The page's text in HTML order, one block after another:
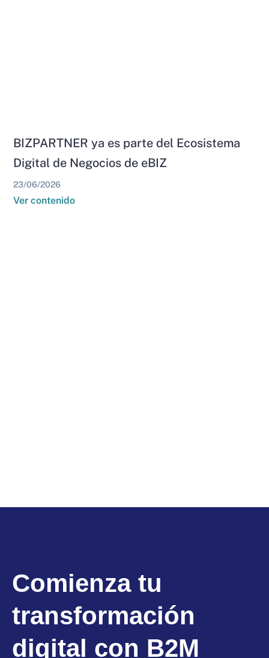
BIZPARTNER ya es parte del Ecosistema
Digital de Negocios de eBIZ
23/06/2026
Ver contenido
Comienza tu
transformación
digital con B2M